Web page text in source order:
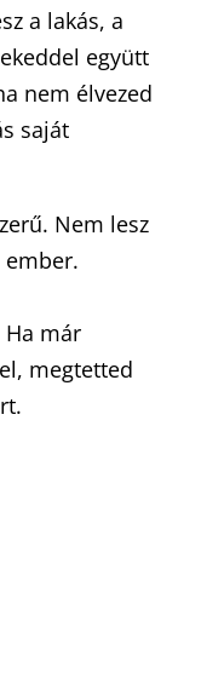
a lakás, a
együtt
nem élvezed
saját
Nem lesz
már
megtetted